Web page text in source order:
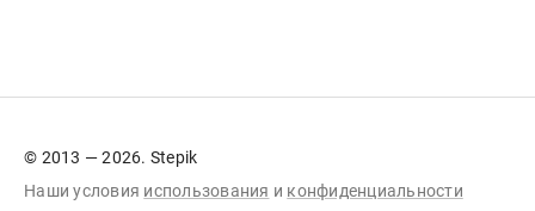
© 2013 — 2026. Stepik
Наши условия использования и конфиденциальности